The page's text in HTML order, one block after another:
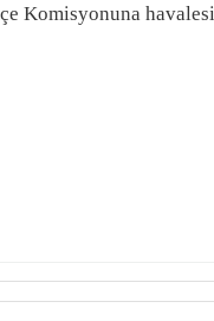
Komisyonuna